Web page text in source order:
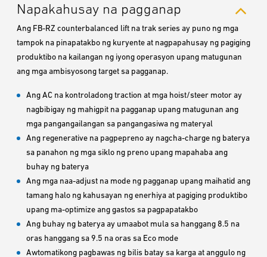
Napakahusay na pagganap
Ang FB-RZ counterbalanced lift na trak series ay puno ng mga
tampok na pinapatakbo ng kuryente at nagpapahusay ng pagiging
produktibo na kailangan ng iyong operasyon upang matugunan
ang mga ambisyosong target sa pagganap.
Ang AC na kontroladong traction at mga hoist/steer motor ay
nagbibigay ng mahigpit na pagganap upang matugunan ang
mga pangangailangan sa pangangasiwa ng materyal
Ang regenerative na pagpepreno ay nagcha-charge ng baterya
sa panahon ng mga siklo ng preno upang mapahaba ang
buhay ng baterya
Ang mga naa-adjust na mode ng pagganap upang maihatid ang
tamang halo ng kahusayan ng enerhiya at pagiging produktibo
upang ma-optimize ang gastos sa pagpapatakbo
Ang buhay ng baterya ay umaabot mula sa hanggang 8.5 na
oras hanggang sa 9.5 na oras sa Eco mode
Awtomatikong pagbawas ng bilis batay sa karga at anggulo ng